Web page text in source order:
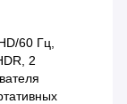
60 Гц,
2